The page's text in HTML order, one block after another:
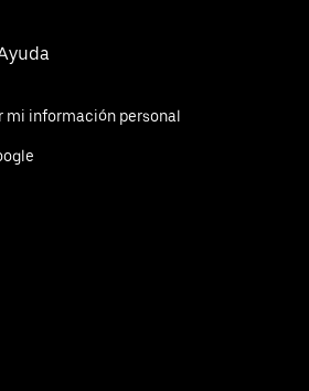
mi información personal